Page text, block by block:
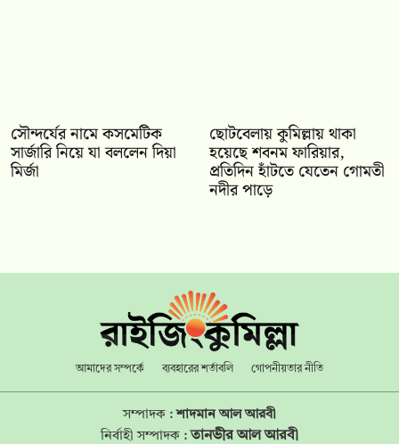
সৌন্দর্যের নামে কসমেটিক
সার্জারি নিয়ে যা বললেন দিয়া
মির্জা
ছোটবেলায় কুমিল্লায় থাকা
হয়েছে শবনম ফারিয়ার,
প্রতিদিন হাঁটতে যেতেন গোমতী
নদীর পাড়ে
আমাদের সম্পর্কে ব্যবহারের শর্তাবলি গোপনীয়তার নীতি
সম্পাদক :শাদমান আল আরবী
নির্বাহী সম্পাদক : তানভীর আল আরবী